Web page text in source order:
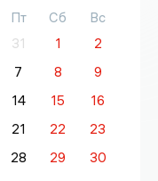
Пт Сб
Вс
31 1
2
7 8
9
14 15
16
21 22
23
28 29
30